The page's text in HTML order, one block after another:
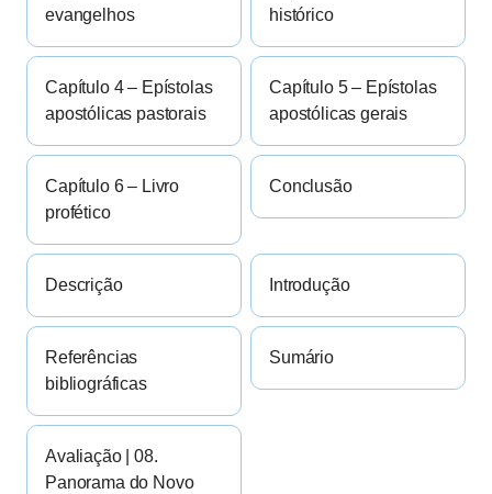
evangelhos
histórico
Capítulo 4 – Epístolas
apostólicas pastorais
Capítulo 5 – Epístolas
apostólicas gerais
Capítulo 6 – Livro
profético
Conclusão
Descrição Introdução
Referências
bibliográficas
Sumário
Avaliação | 08.
Panorama do Novo